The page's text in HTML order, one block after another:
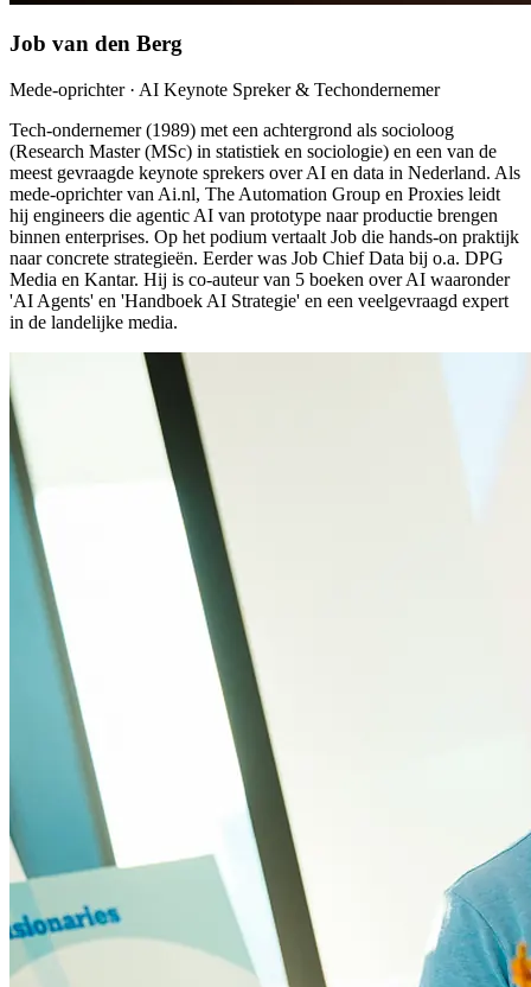
Job van den Berg
Mede-oprichter · AI Keynote Spreker & Techondernemer
Tech-ondernemer (1989) met een achtergrond als socioloog
(Research Master (MSc) in statistiek en sociologie) en een van de
meest gevraagde keynote sprekers over AI en data in Nederland. Als
mede-oprichter van Ai.nl, The Automation Group en Proxies leidt
hij engineers die agentic AI van prototype naar productie brengen
binnen enterprises. Op het podium vertaalt Job die hands-on praktijk
naar concrete strategieën. Eerder was Job Chief Data bij o.a. DPG
Media en Kantar. Hij is co-auteur van 5 boeken over AI waaronder
'AI Agents' en 'Handboek AI Strategie' en een veelgevraagd expert
in de landelijke media.